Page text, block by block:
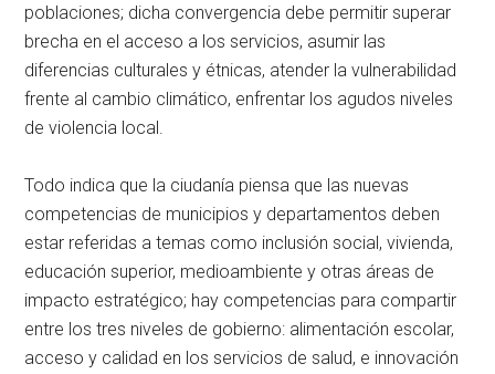
poblaciones; dicha convergencia debe permitir superar
brecha en el acceso a los servicios, asumir las
diferencias culturales y étnicas, atender la vulnerabilidad
frente al cambio climático, enfrentar los agudos niveles
de violencia local.
Todo indica que la ciudanía piensa que las nuevas
competencias de municipios y departamentos deben
estar referidas a temas como inclusión social, vivienda,
educación superior, medioambiente y otras áreas de
impacto estratégico; hay competencias para compartir
entre los tres niveles de gobierno: alimentación escolar,
acceso y calidad en los servicios de salud, e innovación